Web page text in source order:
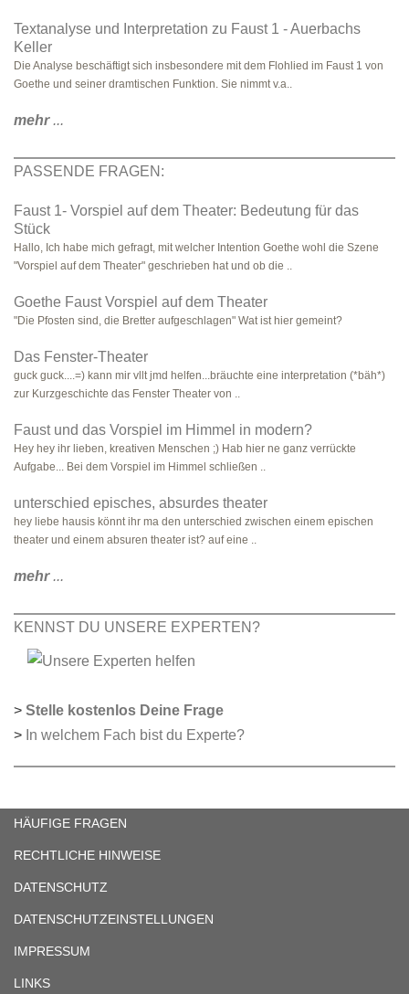
Textanalyse und Interpretation zu Faust 1 - Auerbachs
Keller
Die Analyse beschäftigt sich insbesondere mit dem Flohlied im Faust 1 von
Goethe und seiner dramtischen Funktion. Sie nimmt v.a..
mehr...
PASSENDE FRAGEN:
Faust 1- Vorspiel auf dem Theater: Bedeutung für das
Stück
Hallo, Ich habe mich gefragt, mit welcher Intention Goethe wohl die Szene
"Vorspiel auf dem Theater" geschrieben hat und ob die ..
Goethe Faust Vorspiel auf dem Theater
"Die Pfosten sind, die Bretter aufgeschlagen" Wat ist hier gemeint?
Das Fenster-Theater
guck guck....=) kann mir vllt jmd helfen...bräuchte eine interpretation (*bäh*)
zur Kurzgeschichte das Fenster Theater von ..
Faust und das Vorspiel im Himmel in modern?
Hey hey ihr lieben, kreativen Menschen ;) Hab hier ne ganz verrückte
Aufgabe... Bei dem Vorspiel im Himmel schließen ..
unterschied episches, absurdes theater
hey liebe hausis könnt ihr ma den unterschied zwischen einem epischen
theater und einem absuren theater ist? auf eine ..
mehr...
KENNST DU UNSERE EXPERTEN?
> Stelle kostenlos Deine Frage
> In welchem Fach bist du Experte?
HÄUFIGE FRAGEN
RECHTLICHE HINWEISE
DATENSCHUTZ
DATENSCHUTZEINSTELLUNGEN
IMPRESSUM
LINKS